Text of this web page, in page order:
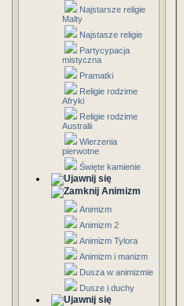
Najstarsze religie
Malty
Najstasze religie
Partycypacja
mistyczna
Pramatki
Religie rodzime
Afryki
Religie rodzime
Australii
Wierzenia
pierwotne
Święte kamienie
Animizm
Animizm
Animizm 2
Animizm Tylora
Animizm i manizm
Dusza w animizmie
Dusze i duchy